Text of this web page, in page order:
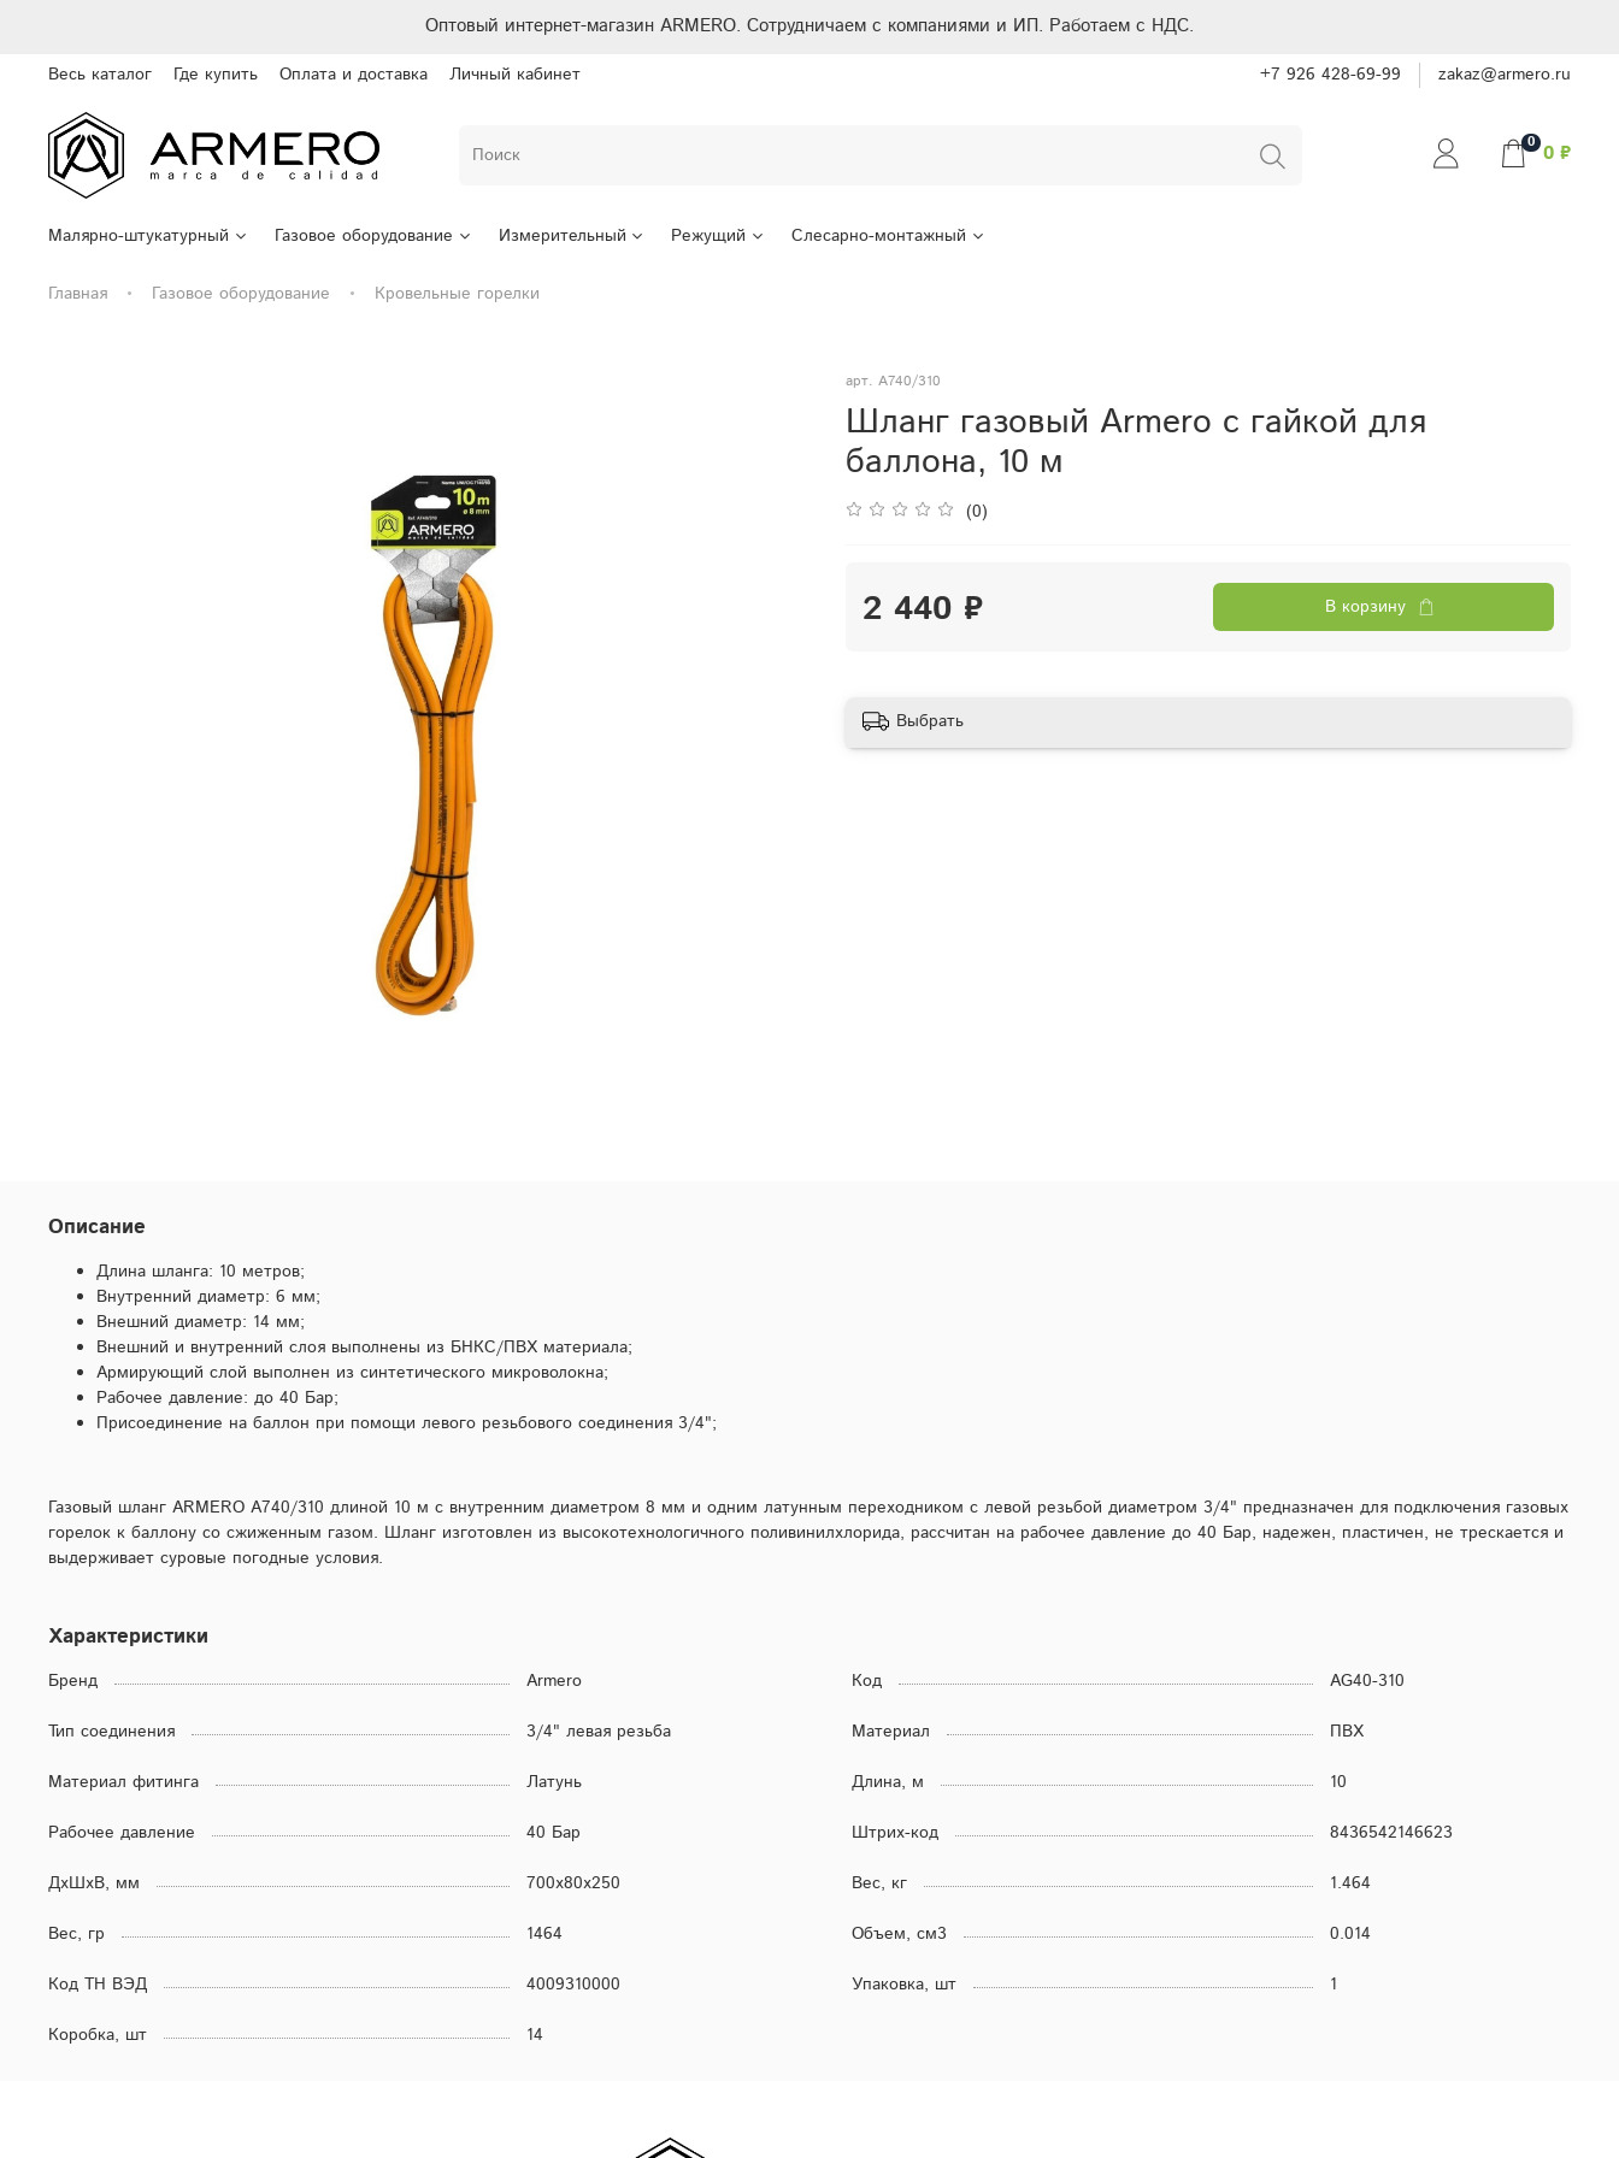
Оптовый интернет-магазин ARMERO. Сотрудничаем с компаниями и ИП. Работаем с НДС.
Весь каталог Где купить Оплата и доставка Личный кабинет +7 926 428-69-99 zakaz@armero.ru
0 0 ₽
Малярно-штукатурный Газовое оборудование Измерительный Режущий Слесарно-монтажный
Главная Газовое оборудование Кровельные горелки
арт. A740/310
Шланг газовый Armero с гайкой для
баллона, 10 м
(0)
2 440 ₽ В корзину
Выбрать
Описание
Длина шланга: 10 метров;
Внутренний диаметр: 6 мм;
Внешний диаметр: 14 мм;
Внешний и внутренний слоя выполнены из БНКС/ПВХ материала;
Армирующий слой выполнен из синтетического микроволокна;
Рабочее давление: до 40 Бар;
Присоединение на баллон при помощи левого резьбового соединения 3/4";
Газовый шланг ARMERO A740/310 длиной 10 м с внутренним диаметром 8 мм и одним латунным переходником с левой резьбой диаметром 3/4" предназначен для подключения газовых
горелок к баллону со сжиженным газом. Шланг изготовлен из высокотехнологичного поливинилхлорида, рассчитан на рабочее давление до 40 Бар, надежен, пластичен, не трескается и
выдерживает суровые погодные условия.
Характеристики
Бренд Armero Код AG40-310
Тип соединения 3/4" левая резьба Материал ПВХ
Материал фитинга Латунь Длина, м 10
Рабочее давление 40 Бар Штрих-код 8436542146623
ДхШхВ, мм 700х80х250 Вес, кг 1.464
Вес, гр 1464 Объем, см3 0.014
Код ТН ВЭД 4009310000 Упаковка, шт 1
Коробка, шт 14